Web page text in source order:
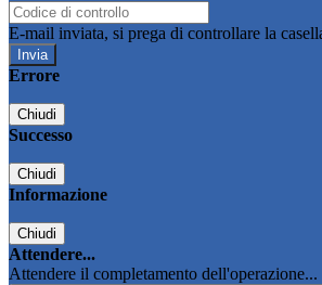
E-mail inviata, si prega di controllare la
Errore
Chiudi
Successo
Chiudi
Informazione
Chiudi
Attendere...
Attendere il completamento dell'operazione...